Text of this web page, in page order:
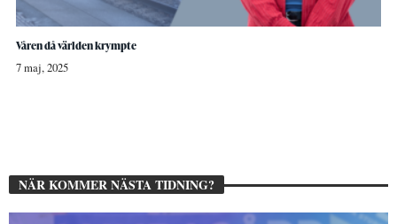
Våren då världen krympte
7 maj, 2025
NÄR KOMMER NÄSTA TIDNING?